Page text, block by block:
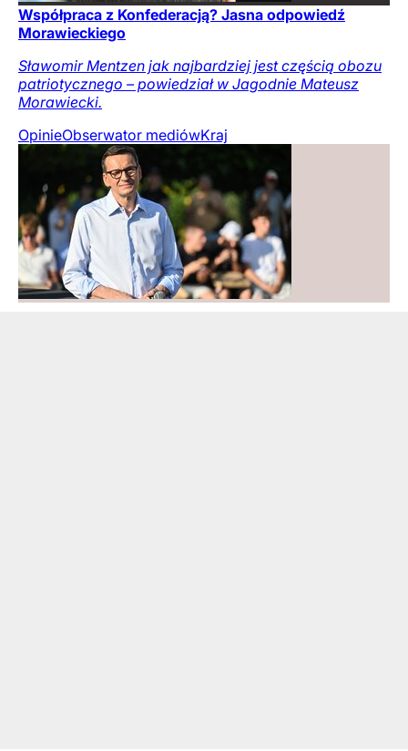
Współpraca z Konfederacją? Jasna odpowiedź
Morawieckiego
Sławomir Mentzen jak najbardziej jest częścią obozu
patriotycznego – powiedział w Jagodnie Mateusz
Morawiecki.
OpinieObserwator mediówKraj